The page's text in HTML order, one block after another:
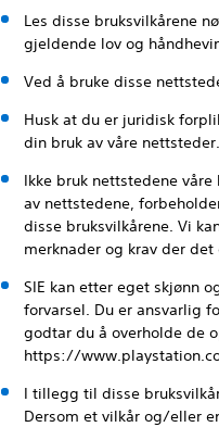
Les disse bruksvilkårene
gjeldende lov og
Ved å bruke disse
Husk at du er juridisk
din bruk av våre nettsteder.
Ikke bruk nettstedene
av nettstedene,
disse bruksvilkårene. Vi
merknader og krav der det
SIE kan etter eget skjønn
forvarsel. Du er ansvarlig
godtar du å overholde de
https://
I tillegg til disse
Dersom et vilkår og/eller